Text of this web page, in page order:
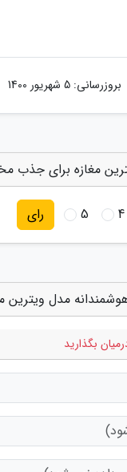
بروزرسانی: 5 شهریور 1400
مغازه برای جذب
4
5 رای
مدل
بگذارید